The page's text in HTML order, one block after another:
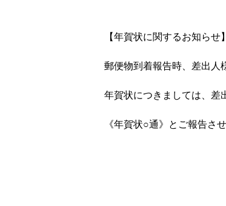
【年賀状に関するお知らせ】
郵便物到着報告時、差出人
年賀状につきましては、差
《年賀状○通》とご報告さ